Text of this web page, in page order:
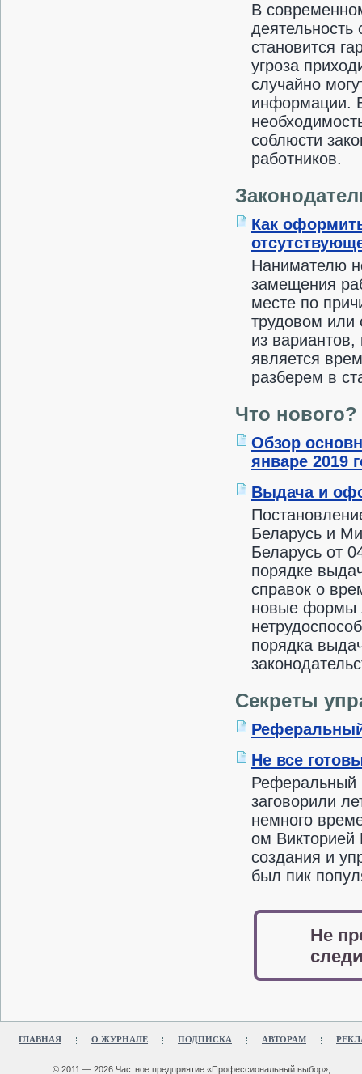
В
становится
угроза
случайно
информации.
соблюсти
работников.
Как
Нанимателю
замещения
месте по
трудовом или
из вариантов,
является
разберем в
Что нового?
Обзор
январе 2019
Выдача и
Беларусь и
Беларусь от
порядке
справок о
новые формы
порядка
Секреты
Не все
Реферальный
заговорили
немного
ом
создания и
был пик
Не
ГЛАВНАЯ О ЖУРНАЛЕ ПОДПИСКА АВТОРАМ
© 2011 — 2026 Частное предприятие «Профессиональный выбор»,